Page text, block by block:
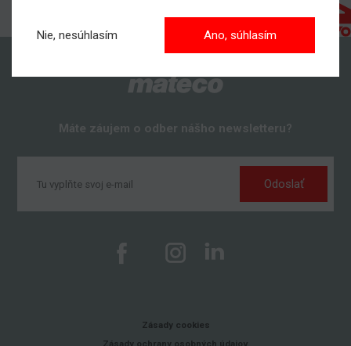
Máte záujem o odber nášho newsletteru?
Odoslať
Zásady cookies
Nie, nesúhlasím Ano, súhlasím